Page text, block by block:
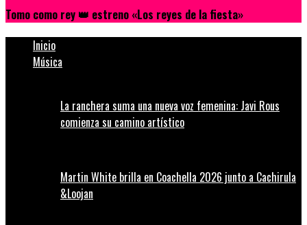
Tomo como rey 👑 estreno «Los reyes de la fiesta»
Inicio
Música
La ranchera suma una nueva voz femenina: Javi Rous
comienza su camino artístico
Martin White brilla en Coachella 2026 junto a Cachirula
&Loojan